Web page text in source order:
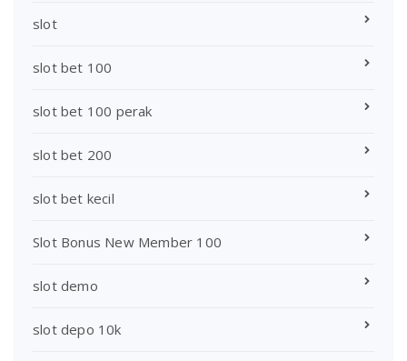
slot
slot bet 100
slot bet 100 perak
slot bet 200
slot bet kecil
Slot Bonus New Member 100
slot demo
slot depo 10k